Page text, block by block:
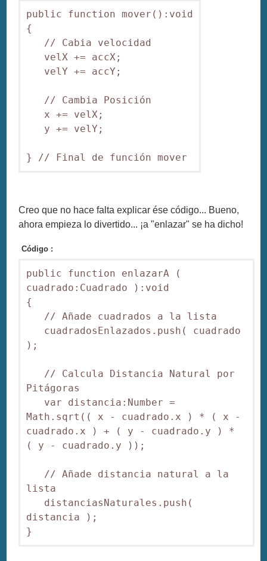
public function mover():void
{
// Cabia velocidad
velX += accX;
velY += accY;
// Cambia Posición
x += velX;
y += velY;
Creo que no hace falta explicar ése código... Bueno,
ahora empieza lo divertido... ¡a "enlazar" se ha dicho!
Código :
public function enlazarA (
cuadrado:Cuadrado ):void
{
// Añade cuadrados a la lista
cuadradosEnlazados.push( cuadrado
);
// Calcula Distancia Natural por
Pitágoras
var distancia:Number =
Math.sqrt(( x - cuadrado.x ) * ( x -
cuadrado.x ) + ( y - cuadrado.y ) *
( y - cuadrado.y ));
// Añade distancia natural a la
lista
distanciasNaturales.push(
distancia );